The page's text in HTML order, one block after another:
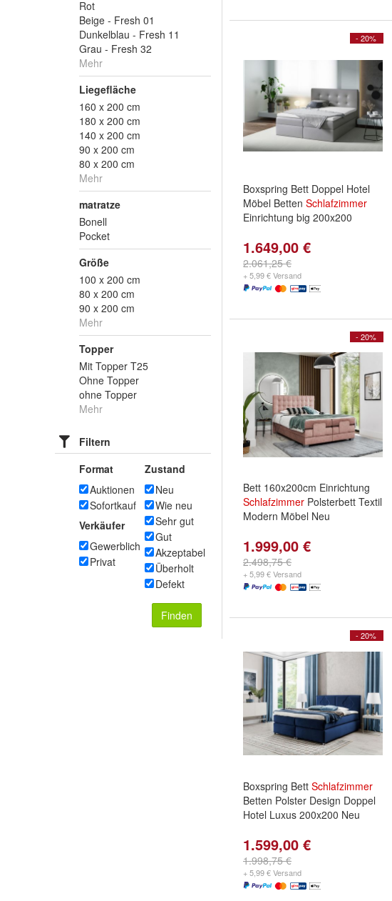
Rot
Beige - Fresh 01
Dunkelblau - Fresh 11
Grau - Fresh 32
Mehr
Liegefläche
160 x 200 cm
180 x 200 cm
140 x 200 cm
90 x 200 cm
80 x 200 cm
Mehr
matratze
Bonell
Pocket
Größe
100 x 200 cm
80 x 200 cm
90 x 200 cm
Mehr
Topper
Mit Topper T25
Ohne Topper
ohne Topper
Mehr
Filtern
Format
Auktionen
Sofortkauf
Verkäufer
Gewerblich
Privat
Zustand
Neu
Wie neu
Sehr gut
Gut
Akzeptabel
Überholt
Defekt
Finden
- 20%
Boxspring Bett Doppel Hotel
Möbel Betten Schlafzimmer
Einrichtung big 200x200
1.649,00 €
2.061,25 €
+ 5,99 € Versand
- 20%
Bett 160x200cm Einrichtung
Schlafzimmer Polsterbett Textil
Modern Möbel Neu
1.999,00 €
2.498,75 €
+ 5,99 € Versand
- 20%
Boxspring Bett Schlafzimmer
Betten Polster Design Doppel
Hotel Luxus 200x200 Neu
1.599,00 €
1.998,75 €
+ 5,99 € Versand